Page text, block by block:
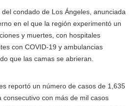
condado de Los Ángeles, anunciada
en el que la región experimentó un
y muertes, con hospitales
con COVID-19 y ambulancias
que las camas se abrieran.
reportó un número de casos de 1,635
con más de mil casos